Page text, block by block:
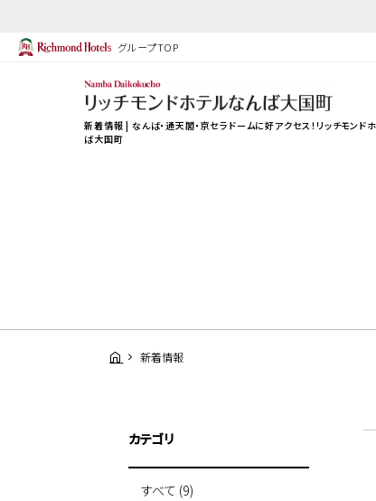
グループTOP
新着情報 | なんば・通天閣・京セラドームに好アクセス！ リッチモンド
ば大国町
新着情報
カテゴリ
すべて (9)